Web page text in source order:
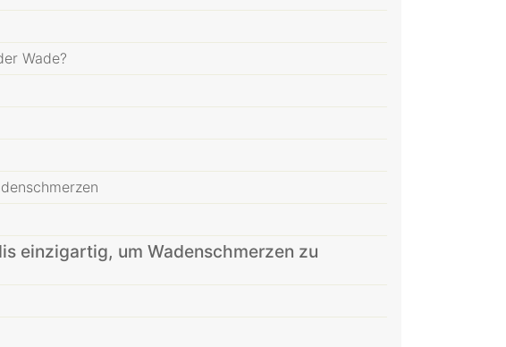
Wade?
einzigartig, um Wadenschmerzen zu